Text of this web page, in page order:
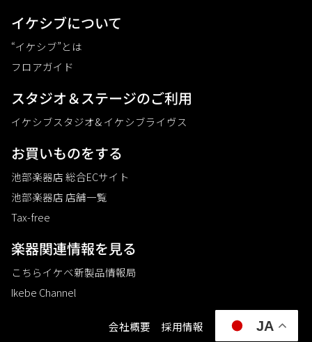
イケシブについて
“イケシブ”とは
フロアガイド
スタジオ＆ステージのご利⽤
イケシブスタジオ& イケシブライヴス
お買いものをする
池部楽器店 総合ECサイト
池部楽器店 店舗一覧
Tax-free
楽器関連情報を見る
こちらイケベ新製品情報局
Ikebe Channel
会社概要 採用情報 JA